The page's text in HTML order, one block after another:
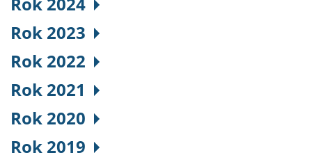
Rok 2023
Rok 2022
Rok 2021
Rok 2020
Rok 2019